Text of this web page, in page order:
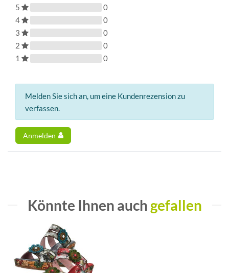
5
0
4
0
3
0
2
0
1
0
Melden Sie sich an, um eine Kundenrezension zu
verfassen.
Anmelden
Könnte Ihnen auch gefallen